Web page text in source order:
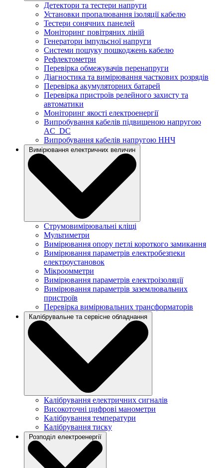
Детектори та тестери напруги
Установки пропалювання ізоляції кабелю
Тестери сонячних панелей
Моніторинг повітряних ліній
Генератори імпульсної напруги
Системи пошуку пошкоджень кабелю
Рефлектометри
Перевірка обмежувачів перенапруги
Діагностика та вимірювання часткових розрядів
Перевірка акумуляторних батарей
Перевірка пристроїв релейного захисту та
автоматики
Моніторинг якості електроенергії
Випробування кабелів підвищеною напругою
AC_DC
Випробування кабелів напругою ННЧ
Вимірювання електричних величин
Струмовимірювальні кліщі
Мультиметри
Вимірювання опору петлі короткого замикання
Вимірювання параметрів електробезпеки
електроустановок
Мікроомметри
Вимірювання параметрів електроізоляції
Вимірювання параметрів заземлювальних
пристроїв
Перевірка вимірювальних трансформаторів
Калібрувальне та сервісне обладнання
Калібрування електричних сигналів
Високоточні цифрові манометри
Калібрування температури
Калібрування тиску
Розподіл електроенергії